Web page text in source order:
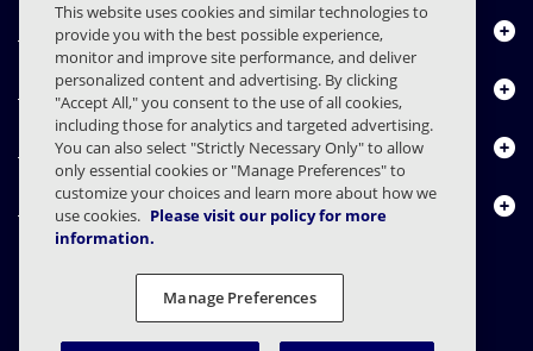
Quiénes somos
Productos
Centro de Recursos
Contáctenos
Contratos Declaración de privacidad Legal
This website uses cookies and similar technologies to
provide you with the best possible experience,
monitor and improve site performance, and deliver
personalized content and advertising. By clicking
"Accept All," you consent to the use of all cookies,
including those for analytics and targeted advertising.
You can also select "Strictly Necessary Only" to allow
only essential cookies or "Manage Preferences" to
customize your choices and learn more about how we
use cookies. Please visit our policy for more
information.
Manage Preferences